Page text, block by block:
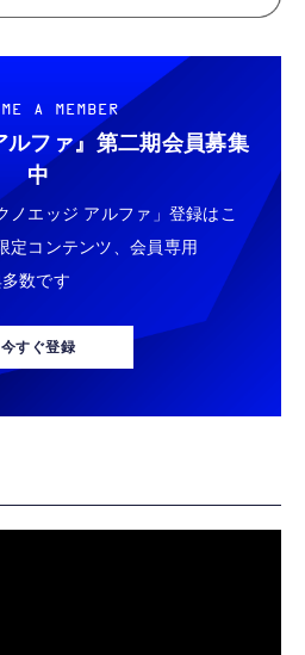
A MEMBER
ルファ』 第二期会員募集
中
ノエッジ アルファ」登録はこ
定コンテンツ、会員専用
数です
今すぐ登録